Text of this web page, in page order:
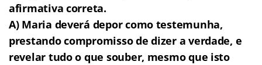
afirmativa correta.
A) Maria deverá depor como testemunha,
prestando compromisso de dizer a verdade, e
revelar tudo o que souber, mesmo que isto